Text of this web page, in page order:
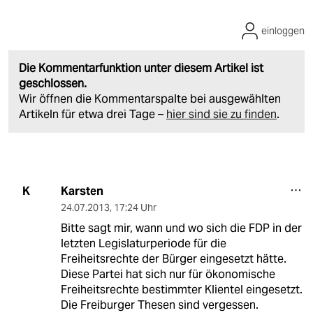
Die Kommentarfunktion unter diesem Artikel ist
geschlossen.
Wir öffnen die Kommentarspalte bei ausgewählten
Artikeln für etwa drei Tage – hier sind sie zu finden.
einloggen
K Karsten
24.07.2013, 17:24 Uhr
Bitte sagt mir, wann und wo sich die FDP in der
letzten Legislaturperiode für die
Freiheitsrechte der Bürger eingesetzt hätte.
Diese Partei hat sich nur für ökonomische
Freiheitsrechte bestimmter Klientel eingesetzt.
Die Freiburger Thesen sind vergessen.